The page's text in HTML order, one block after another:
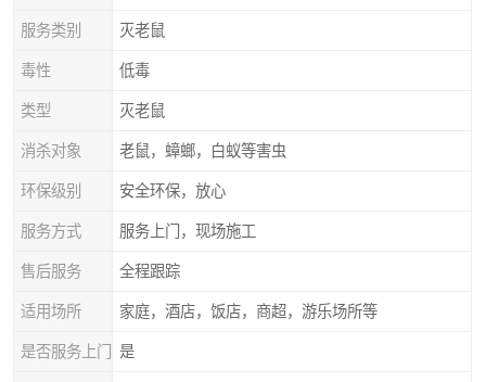
服务类别 灭老鼠
毒性 低毒
类型 灭老鼠
消杀对象 老鼠，蟑螂，白蚁等害虫
环保级别 安全环保，放心
服务方式 服务上门，现场施工
售后服务 全程跟踪
适用场所 家庭，酒店，饭店，商超，游乐场所等
是否服务上门 是